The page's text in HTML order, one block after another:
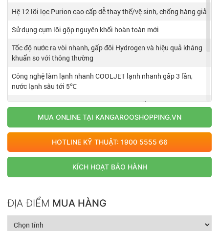
Hệ 12 lõi lọc Purion cao cấp dễ thay thế/vệ sinh, chống hàng giả
Sử dụng cụm lõi gộp nguyên khối hoàn toàn mới
Tốc độ nước ra vòi nhanh, gấp đôi Hydrogen và hiệu quả kháng
khuẩn so với thông thường
Công nghệ làm lạnh nhanh COOLJET lạnh nhanh gấp 3 lần,
nước lạnh sâu tới 5℃
Công nghệ tạo nước Hydrogen từ khoáng gốm
Công nghệ độc quyền Hydrogen duy nhất tại Việt Nam
Công nghệ độc quyền chống đun khô bầu nóng
Tiết kiệm tới 60% chi phí vận hành khi làm lạnh nước
Thiết kế nhỏ gọn, mặt kính tràn viền vô cực
MUA ONLINE TẠI KANGAROOSHOPPING.VN
HOTLINE KỸ THUẬT: 1900 5555 66
KÍCH HOẠT BẢO HÀNH
ĐỊA ĐIỂM MUA HÀNG